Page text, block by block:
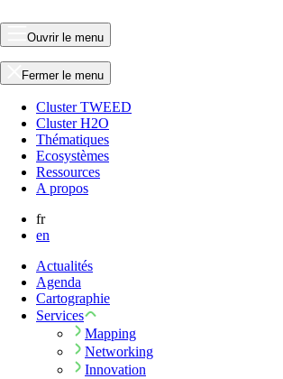
Ouvrir le menu
Fermer le menu
Cluster TWEED
Cluster H2O
Thématiques
Ecosystèmes
Ressources
A propos
fr
en
Actualités
Agenda
Cartographie
Services
Mapping
Networking
Innovation